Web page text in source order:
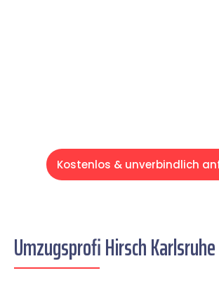
Kostenlos & unverbindlich
Umzugsprofi Hirsch Karlsruhe